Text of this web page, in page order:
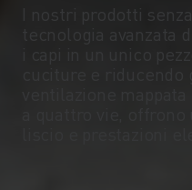
I nostri prodotti
tecnologia
i capi in un unico
cuciture e riducendo
ventilazione